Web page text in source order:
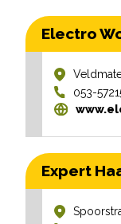
Electro
053-
Expert